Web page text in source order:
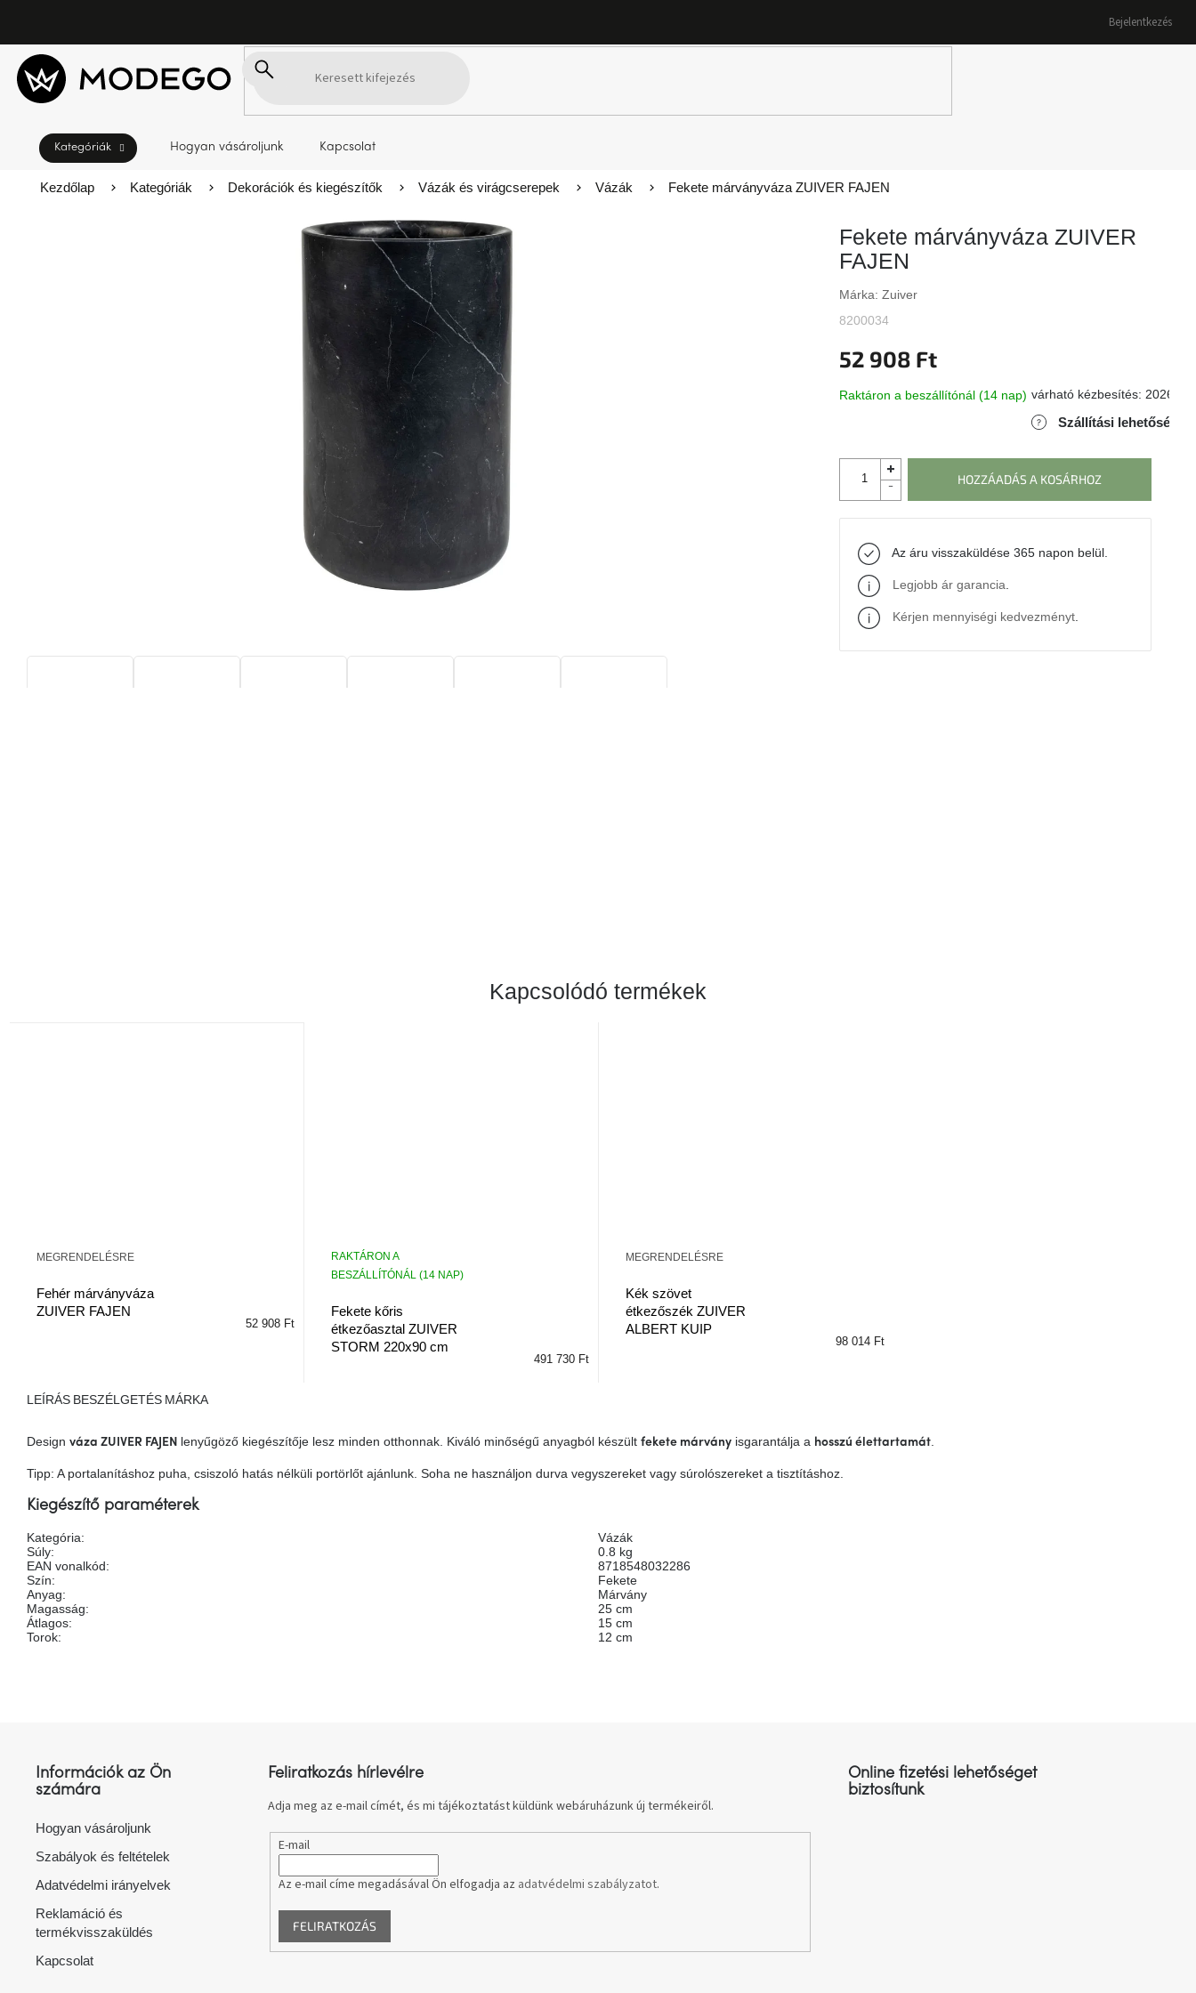
fő
tartalomhoz
Bejelentkezés
Hogyan vásároljunk Kapcsolat
Kezdőlap Kategóriák Dekorációk és kiegészítők Vázák és virágcserepek Vázák Fekete márványváza ZUIVER FAJEN
Fekete márványváza ZUIVER
FAJEN
Márka: Zuiver
8200034
52 908 Ft
Raktáron a beszállítónál (14 nap) várható kézbesítés:
Szállítási lehetőségek
HOZZÁADÁS A KOSÁRHOZ
Az áru visszaküldése 365 napon belül.
Legjobb ár garancia
Kérjen mennyiségi kedvezményt.
Kapcsolódó termékek
Fehér márványváza
ZUIVER FAJEN
MEGRENDELÉSRE
52 908 Ft
Fekete kőris
étkezőasztal ZUIVER
STORM 220x90 cm
RAKTÁRON A
BESZÁLLÍTÓNÁL (14 NAP)
491 730 Ft
Kék szövet
étkezőszék ZUIVER
ALBERT KUIP
MEGRENDELÉSRE
98 014 Ft
LEÍRÁS BESZÉLGETÉS MÁRKA
Design váza ZUIVER FAJEN lenyűgöző kiegészítője lesz minden otthonnak. Kiváló minőségű anyagból készült fekete márvány isgarantálja a hosszú élettartamát
Tipp: A portalanításhoz puha, csiszoló hatás nélküli portörlőt ajánlunk. Soha ne használjon durva vegyszereket vagy súrolószereket a tisztításhoz.
Kiegészítő paraméterek
Kategória:
Vázák
Súly:
0.8 kg
EAN vonalkód:
8718548032286
Szín:
Fekete
Anyag:
Márvány
Magasság:
25 cm
Átlagos:
15 cm
Torok: 12 cm
Információk az Ön
számára
Hogyan vásároljunk
Szabályok és feltételek
Adatvédelmi irányelvek
Reklamáció és
termékvisszaküldés
Kapcsolat
Feliratkozás hírlevélre
Adja meg az e-mail címét, és mi tájékoztatást küldünk webáruházunk új termékeiről.
E-mail
Az e-mail címe megadásával Ön elfogadja az adatvédelmi szabályzatot.
FELIRATKOZÁS
Online fizetési lehetőséget
biztosítunk